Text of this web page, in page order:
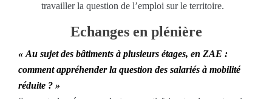
travailler la question de l’emploi sur le territoire.
Echanges en plénière
« Au sujet des bâtiments à plusieurs étages, en ZAE :
comment appréhender la question des salariés à mobilité
réduite ? »